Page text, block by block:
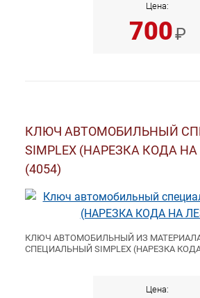
Цена:
700₽
КЛЮЧ АВТОМОБИЛЬНЫЙ
SIMPLEX (НАРЕЗКА КОДА
(4054)
КЛЮЧ АВТОМОБИЛЬНЫЙ ИЗ
СПЕЦИАЛЬНЫЙ SIMPLEX (НАРЕЗКА
Цена: